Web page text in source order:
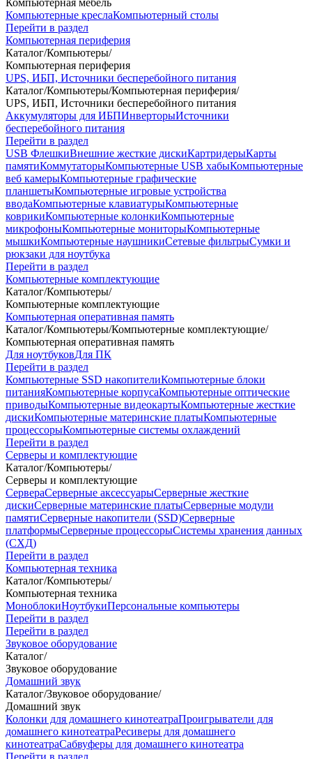
Компьютерная мебель
Компьютерные креслаКомпьютерный столы
Перейти в раздел
Компьютерная периферия
Каталог/Компьютеры/
Компьютерная периферия
UPS, ИБП, Источники бесперебойного питания
Каталог/Компьютеры/Компьютерная периферия/
UPS, ИБП, Источники бесперебойного питания
Аккумуляторы для ИБПИнверторыИсточники
бесперебойного питания
Перейти в раздел
USB ФлешкиВнешние жесткие дискиКартридерыКарты
памятиКоммутаторыКомпьютерные USB хабыКомпьютерные
веб камерыКомпьютерные графические
планшетыКомпьютерные игровые устройства
вводаКомпьютерные клавиатурыКомпьютерные
коврикиКомпьютерные колонкиКомпьютерные
микрофоныКомпьютерные мониторыКомпьютерные
мышкиКомпьютерные наушникиСетевые фильтрыСумки и
рюкзаки для ноутбука
Перейти в раздел
Компьютерные комплектующие
Каталог/Компьютеры/
Компьютерные комплектующие
Компьютерная оперативная память
Каталог/Компьютеры/Компьютерные комплектующие/
Компьютерная оперативная память
Для ноутбуковДля ПК
Перейти в раздел
Компьютерные SSD накопителиКомпьютерные блоки
питанияКомпьютерные корпусаКомпьютерные оптические
приводыКомпьютерные видеокартыКомпьютерные жесткие
дискиКомпьютерные материнские платыКомпьютерные
процессорыКомпьютерные системы охлаждений
Перейти в раздел
Серверы и комплектующие
Каталог/Компьютеры/
Серверы и комплектующие
СервераСерверные аксессуарыСерверные жесткие
дискиСерверные материнские платыСерверные модули
памятиСерверные накопители (SSD)Серверные
платформыСерверные процессорыСистемы хранения данных
(СХД)
Перейти в раздел
Компьютерная техника
Каталог/Компьютеры/
Компьютерная техника
МоноблокиНоутбукиПерсональные компьютеры
Перейти в раздел
Перейти в раздел
Звуковое оборудование
Каталог/
Звуковое оборудование
Домашний звук
Каталог/Звуковое оборудование/
Домашний звук
Колонки для домашнего кинотеатраПроигрыватели для
домашнего кинотеатраРесиверы для домашнего
кинотеатраСабвуферы для домашнего кинотеатра
Перейти в раздел